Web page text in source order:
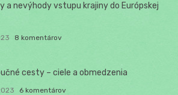
a nevýhody vstupu krajiny do Európskej
8 komentárov
cesty – ciele a obmedzenia
6 komentárov